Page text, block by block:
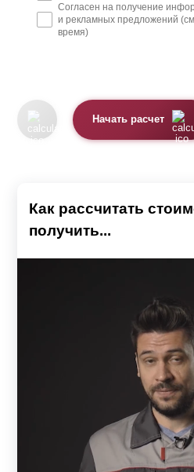
Согласен на получение
и рекламных предложений
время)
Начать расчет
Как рассчитать
получить...